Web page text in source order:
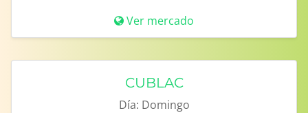
Ver mercado
CUBLAC
Día: Domingo